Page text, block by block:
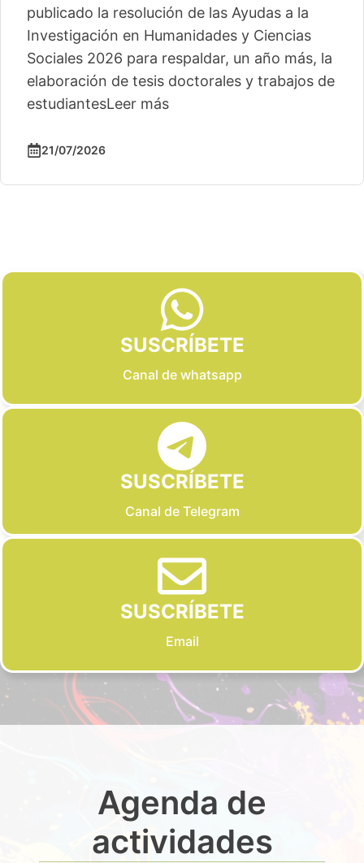
publicado la resolución de las Ayudas a la
Investigación en Humanidades y Ciencias
Sociales 2026 para respaldar, un año más, la
elaboración de tesis doctorales y trabajos de
estudiantesLeer más
21/07/2026
SUSCRÍBETE
Canal de whatsapp
SUSCRÍBETE
Canal de Telegram
SUSCRÍBETE
Email
Agenda de
actividades